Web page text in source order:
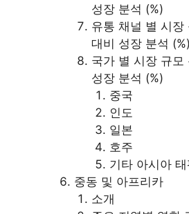
성장 분석 (%)
유통 채널 별 시장
대비 성장 분석 (%)
국가 별 시장 규모
성장 분석 (%)
중국
인도
일본
호주
기타 아시아
중동 및 아프리카
소개